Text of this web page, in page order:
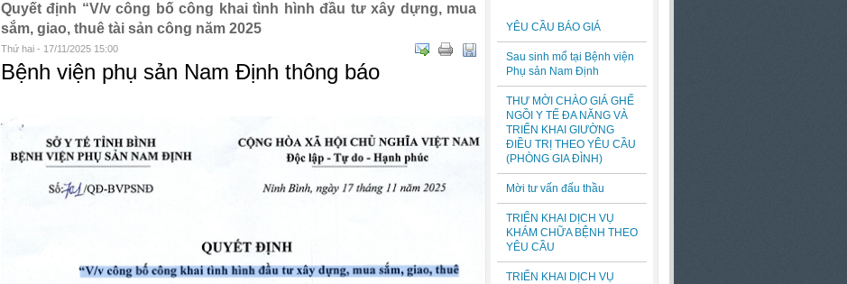
Quyết định “V/v công bố công khai tình hình đầu tư xây dựng, mua
sắm, giao, thuê tài sản công năm 2025
Thứ hai - 17/11/2025 15:00
Bệnh viện phụ sản Nam Định thông báo
YÊU CẦU BÁO GIÁ
Sau sinh mổ tại Bệnh viện
Phụ sản Nam Định
THƯ MỜI CHÀO GIÁ GHẾ
NGỒI Y TẾ ĐA NĂNG VÀ
TRIỂN KHAI GIƯỜNG
ĐIỀU TRỊ THEO YÊU CẦU
(PHÒNG GIA ĐÌNH)
Mời tư vấn đấu thầu
TRIỂN KHAI DỊCH VỤ
KHÁM CHỮA BỆNH THEO
YÊU CẦU
TRIỂN KHAI DỊCH VỤ